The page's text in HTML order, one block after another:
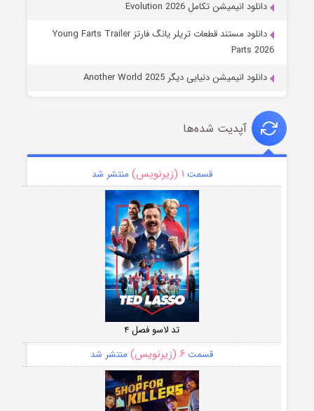
دانلود انیمیشن تکامل Evolution 2026
دانلود مستند قطعات تریلر یانگ فارتز Young Farts Trailer
Parts 2026
دانلود انیمیشن دنیایی دیگر Another World 2025
آپدیت شده‌ها
قسمت ۱ (زیرنویس) منتشر شد
تد لاسو فصل ۴
قسمت ۶ (زیرنویس) منتشر شد